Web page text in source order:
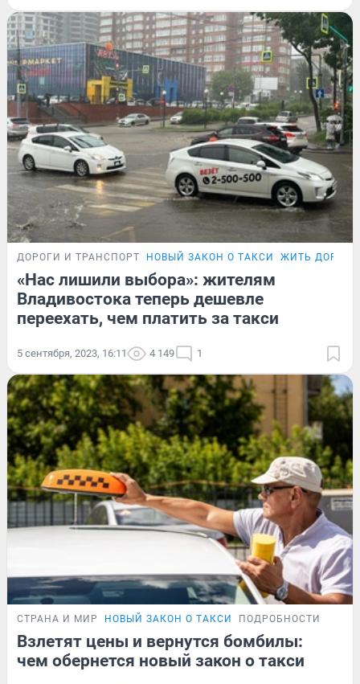
ДОРОГИ И ТРАНСПОРТ НОВЫЙ ЗАКОН О ТАКСИ ЖИТЬ ДОРОГО
«Нас лишили выбора»: жителям
Владивостока теперь дешевле
переехать, чем платить за такси
5 сентября, 2023, 16:11 4 149 1
СТРАНА И МИР НОВЫЙ ЗАКОН О ТАКСИ ПОДРОБНОСТИ
Взлетят цены и вернутся бомбилы:
чем обернется новый закон о такси